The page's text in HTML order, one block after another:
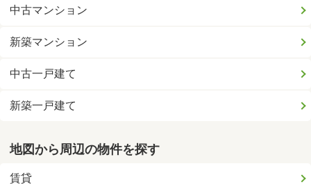
中古マンション
新築マンション
中古一戸建て
新築一戸建て
地図から周辺の物件を探す
賃貸